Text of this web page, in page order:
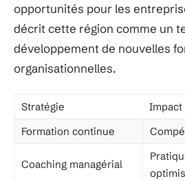
opportunités pour les
décrit cette région comme un
développement de nouvelles
organisationnelles.
Stratégie
Impact
Formation continue
Coaching managérial